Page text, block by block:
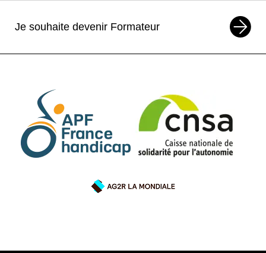
Je souhaite devenir Formateur